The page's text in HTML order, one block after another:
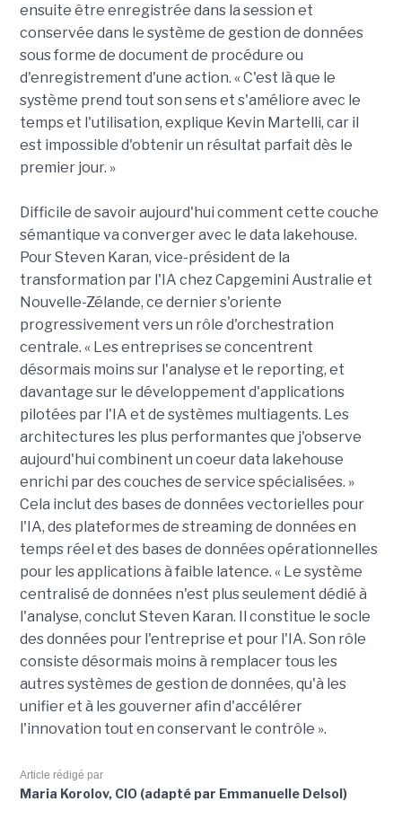
ensuite être enregistrée dans la session et
conservée dans le système de gestion de données
sous forme de document de procédure ou
d'enregistrement d'une action. « C'est là que le
système prend tout son sens et s'améliore avec le
temps et l'utilisation, explique Kevin Martelli, car il
est impossible d'obtenir un résultat parfait dès le
premier jour. »
Difficile de savoir aujourd'hui comment cette couche
sémantique va converger avec le data lakehouse.
Pour Steven Karan, vice-président de la
transformation par l'IA chez Capgemini Australie et
Nouvelle-Zélande, ce dernier s'oriente
progressivement vers un rôle d'orchestration
centrale. « Les entreprises se concentrent
désormais moins sur l'analyse et le reporting, et
davantage sur le développement d'applications
pilotées par l'IA et de systèmes multiagents. Les
architectures les plus performantes que j'observe
aujourd'hui combinent un coeur data lakehouse
enrichi par des couches de service spécialisées. »
Cela inclut des bases de données vectorielles pour
l'IA, des plateformes de streaming de données en
temps réel et des bases de données opérationnelles
pour les applications à faible latence. « Le système
centralisé de données n'est plus seulement dédié à
l'analyse, conclut Steven Karan. Il constitue le socle
des données pour l'entreprise et pour l'IA. Son rôle
consiste désormais moins à remplacer tous les
autres systèmes de gestion de données, qu'à les
unifier et à les gouverner afin d'accélérer
l'innovation tout en conservant le contrôle ».
Article rédigé par
Maria Korolov, CIO (adapté par Emmanuelle Delsol)